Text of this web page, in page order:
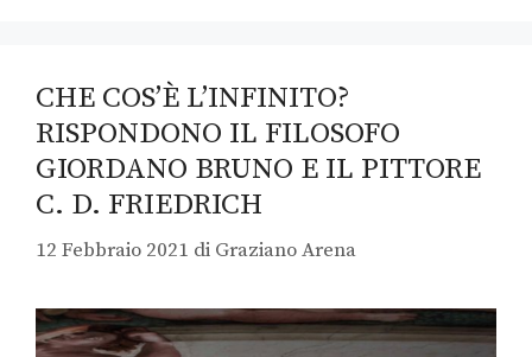
CHE COS’È L’INFINITO?
RISPONDONO IL FILOSOFO
GIORDANO BRUNO E IL PITTORE
C. D. FRIEDRICH
12 Febbraio 2021 di Graziano Arena